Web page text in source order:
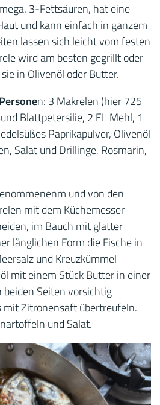
3-Fettsäuren, hat eine
und kann einfach in ganzem
lassen sich leicht vom festen
wird am besten gegrillt oder
in Olivenöl oder Butter.
n: 3 Makrelen (hier 725
Blattpetersilie, 2 EL Mehl, 1
Paprikapulver, Olivenöl
Salat und Drillinge, Rosmarin,
und von den
mit dem Küchemesser
im Bauch mit glatter
länglichen Form die Fische in
und Kreuzkümmel
mit einem Stück Butter in einer
Seiten vorsichtig
mit Zitronensaft übertreufeln.
und Salat.